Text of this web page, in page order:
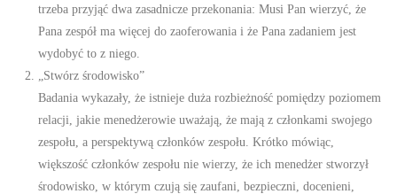
trzeba przyjąć dwa zasadnicze przekonania: Musi Pan wierzyć, że
Pana zespół ma więcej do zaoferowania i że Pana zadaniem jest
wydobyć to z niego.
„Stwórz środowisko”
Badania wykazały, że istnieje duża rozbieżność pomiędzy poziomem
relacji, jakie menedżerowie uważają, że mają z członkami swojego
zespołu, a perspektywą członków zespołu. Krótko mówiąc,
większość członków zespołu nie wierzy, że ich menedżer stworzył
środowisko, w którym czują się zaufani, bezpieczni, docenieni,